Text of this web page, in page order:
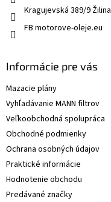
Kragujevská 389/9 Žilina
FB motorove-oleje.eu
Informácie pre vás
Mazacie plány
Vyhľadávanie MANN filtrov
Veľkoobchodná spolupráca
Obchodné podmienky
Ochrana osobných údajov
Praktické informácie
Hodnotenie obchodu
Predávané značky